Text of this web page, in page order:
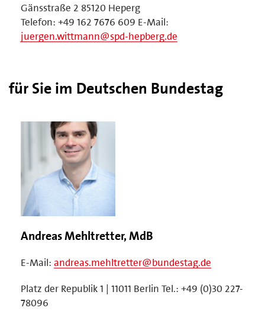
Gänsstraße 2 85120 Heperg
Telefon: +49 162 7676 609 E-Mail:
juergen.wittmann@spd-hepberg.de
für Sie im Deutschen Bundestag
Andreas Mehltretter, MdB
E-Mail: andreas.mehltretter@bundestag.de
Platz der Republik 1 | 11011 Berlin Tel.: +49 (0)30 227-
78096